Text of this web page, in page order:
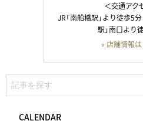
＜交通アク
JR「南船橋駅」より徒歩5
駅」南口より
» 店舗情報
索:
CALENDAR